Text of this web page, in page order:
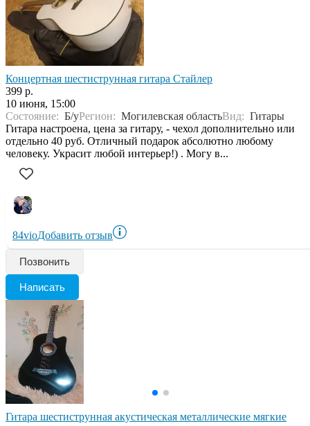
Концертная шестиструнная гитара Стайлер
399 р.
10 июня, 15:00
Состояние: Б/уРегион: Могилевская областьВид: Гитары
Гитара настроена, цена за гитару, - чехол дополнительно или
отдельно 40 руб. Отличный подарок абсолютно любому
человеку. Украсит любой интерьер!) . Могу в...
84vioДобавить отзыв
Позвонить
Написать
Гитара шестиструнная акустическая металлические мягкие